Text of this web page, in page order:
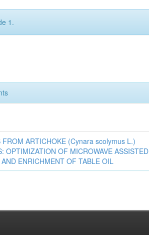
1.
FROM ARTICHOKE (Cynara scolymus L.)
OPTIMIZATION OF MICROWAVE ASSISTED
ENRICHMENT OF TABLE OIL